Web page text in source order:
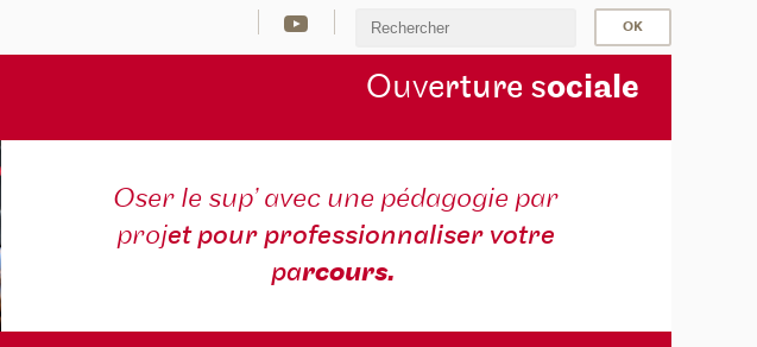
Ouverture sociale
Oser le sup’ avec une pédagogie par
projet pour professionnaliser votre
parcours.